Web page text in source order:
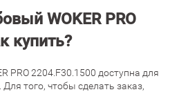
WOKER PRO
купить?
PRO 2204.F30.1500 доступна для
. Для того, чтобы сделать заказ,